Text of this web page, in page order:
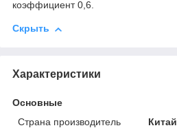
коэффициент 0,6.
Скрыть
Характеристики
Основные
Страна производитель
Китай